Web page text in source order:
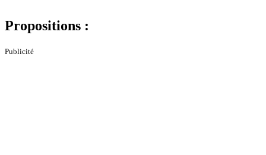
Propositions :
Publicité